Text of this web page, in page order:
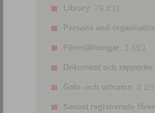
Library 76 491.
Persons and
Föreställningar 3 693.
Dokument och rapporter
Gatu- och ortnamn 8
Senast registrerade